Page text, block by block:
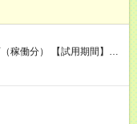
用期間】試